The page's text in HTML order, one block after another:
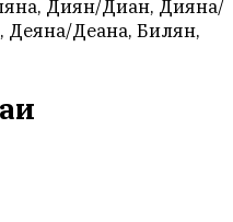
Диян/Диан, Дияна/
Деана, Билян,